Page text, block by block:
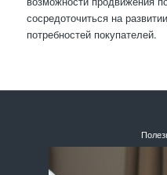
сосредоточиться на
потребностей покупателей.